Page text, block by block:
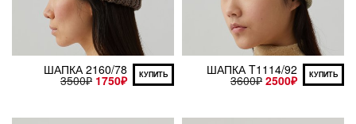
ШАПКА 2160/78
3500₽ 1750₽ КУПИТЬ ШАПКА T1114/92
3600₽ 2500₽ КУПИТЬ